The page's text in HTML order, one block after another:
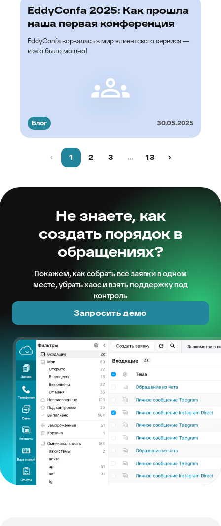
EddyConfa 2025: Как прошла
наша первая конференция
EddyConfa ворвалась в мир клиентского сервиса —
и это было мощно!
Блог 30.05.2025
‹ 1 2 3 ... 13 ›
Не знаете, как
создать порядок в
обращениях?
Покажем, как собрать все заявки в одном
месте, убрать хаос и взять поддержку под
контроль
Запросить демо